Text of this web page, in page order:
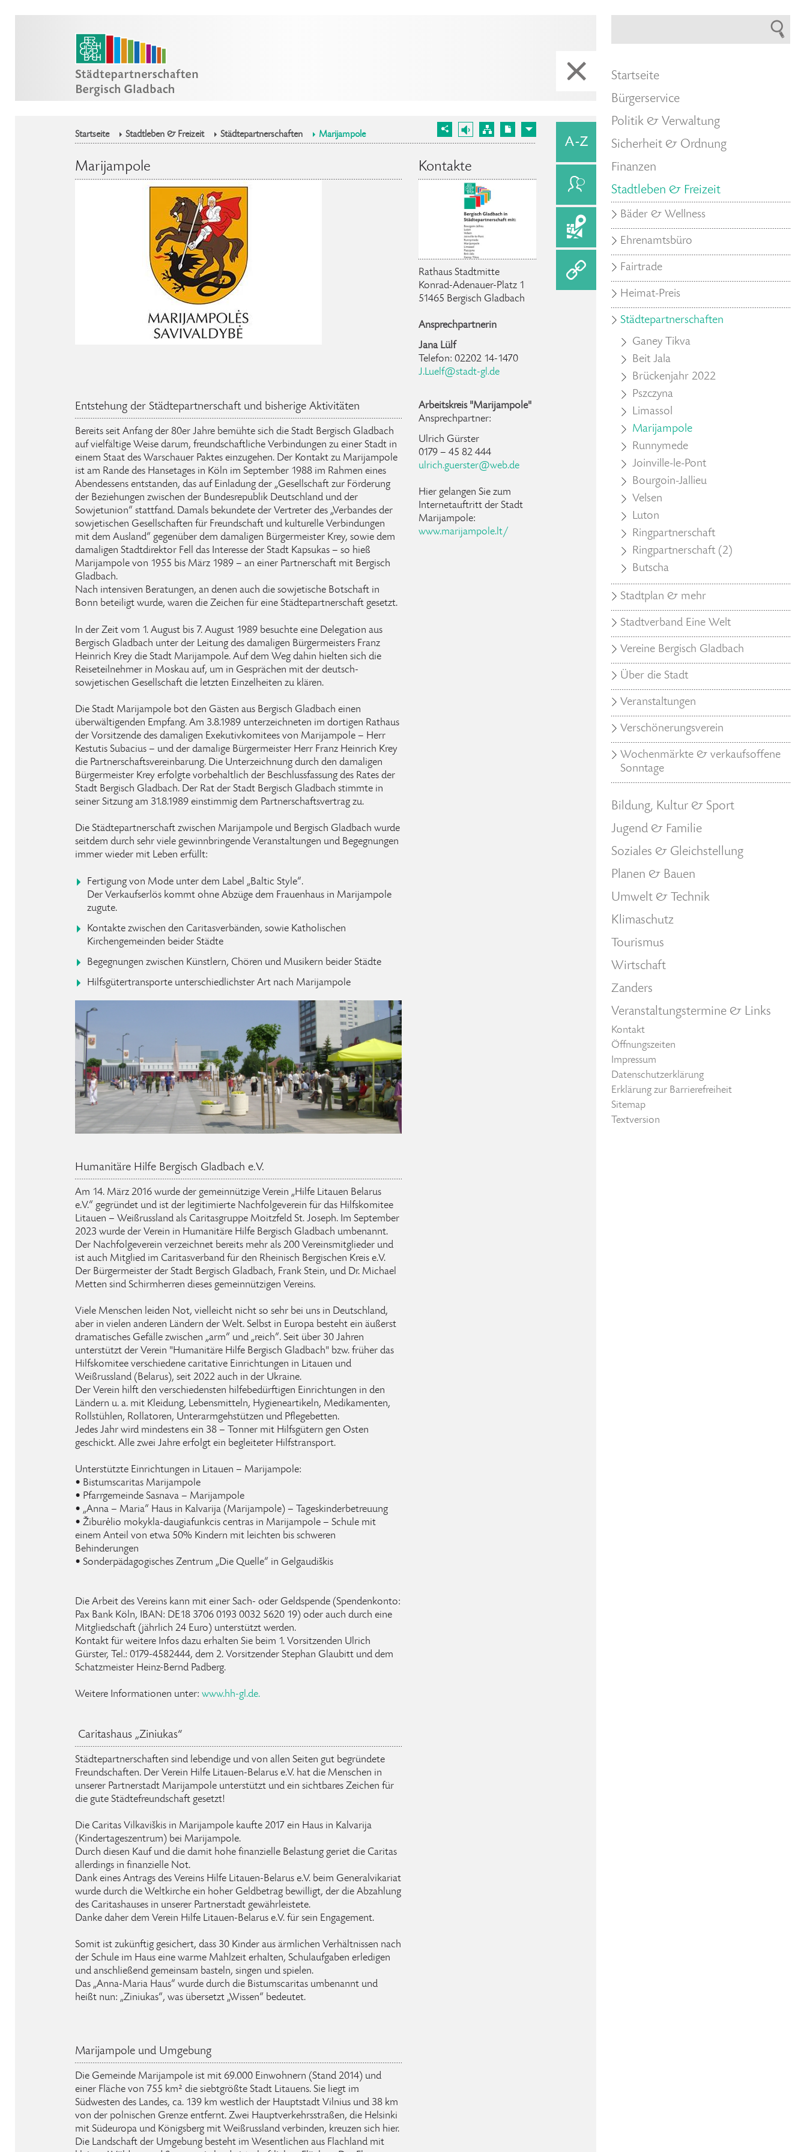
Startseite Stadtleben & Freizeit Städtepartnerschaften Marijampole
Marijampole
Entstehung der Städtepartnerschaft und bisherige Aktivitäten
Bereits seit Anfang der 80er Jahre bemühte sich die Stadt Bergisch Gladbach
auf vielfältige Weise darum, freundschaftliche Verbindungen zu einer Stadt in
einem Staat des Warschauer Paktes einzugehen. Der Kontakt zu Marijampole
ist am Rande des Hansetages in Köln im September 1988 im Rahmen eines
Abendessens entstanden, das auf Einladung der „Gesellschaft zur Förderung
der Beziehungen zwischen der Bundesrepublik Deutschland und der
Sowjetunion“ stattfand. Damals bekundete der Vertreter des „Verbandes der
sowjetischen Gesellschaften für Freundschaft und kulturelle Verbindungen
mit dem Ausland“ gegenüber dem damaligen Bürgermeister Krey, sowie dem
damaligen Stadtdirektor Fell das Interesse der Stadt Kapsukas – so hieß
Marijampole von 1955 bis März 1989 – an einer Partnerschaft mit Bergisch
Gladbach.
Nach intensiven Beratungen, an denen auch die sowjetische Botschaft in
Bonn beteiligt wurde, waren die Zeichen für eine Städtepartnerschaft gesetzt.
In der Zeit vom 1. August bis 7. August 1989 besuchte eine Delegation aus
Bergisch Gladbach unter der Leitung des damaligen Bürgermeisters Franz
Heinrich Krey die Stadt Marijampole. Auf dem Weg dahin hielten sich die
Reiseteilnehmer in Moskau auf, um in Gesprächen mit der deutsch-
sowjetischen Gesellschaft die letzten Einzelheiten zu klären.
Die Stadt Marijampole bot den Gästen aus Bergisch Gladbach einen
überwältigenden Empfang. Am 3.8.1989 unterzeichneten im dortigen Rathaus
der Vorsitzende des damaligen Exekutivkomitees von Marijampole – Herr
Kestutis Subacius – und der damalige Bürgermeister Herr Franz Heinrich Krey
die Partnerschaftsvereinbarung. Die Unterzeichnung durch den damaligen
Bürgermeister Krey erfolgte vorbehaltlich der Beschlussfassung des Rates der
Stadt Bergisch Gladbach. Der Rat der Stadt Bergisch Gladbach stimmte in
seiner Sitzung am 31.8.1989 einstimmig dem Partnerschaftsvertrag zu.
Die Städtepartnerschaft zwischen Marijampole und Bergisch Gladbach wurde
seitdem durch sehr viele gewinnbringende Veranstaltungen und Begegnungen
immer wieder mit Leben erfüllt:
Fertigung von Mode unter dem Label „Baltic Style“.
Der Verkaufserlös kommt ohne Abzüge dem Frauenhaus in Marijampole
zugute.
Kontakte zwischen den Caritasverbänden, sowie Katholischen
Kirchengemeinden beider Städte
Begegnungen zwischen Künstlern, Chören und Musikern beider Städte
Hilfsgütertransporte unterschiedlichster Art nach Marijampole
Humanitäre Hilfe Bergisch Gladbach e.V.
Am 14. März 2016 wurde der gemeinnützige Verein „Hilfe Litauen Belarus
e.V.“ gegründet und ist der legitimierte Nachfolgeverein für das Hilfskomitee
Litauen – Weißrussland als Caritasgruppe Moitzfeld St. Joseph. Im September
2023 wurde der Verein in Humanitäre Hilfe Bergisch Gladbach umbenannt.
Der Nachfolgeverein verzeichnet bereits mehr als 200 Vereinsmitglieder und
ist auch Mitglied im Caritasverband für den Rheinisch Bergischen Kreis e.V.
Der Bürgermeister der Stadt Bergisch Gladbach, Frank Stein, und Dr. Michael
Metten sind Schirmherren dieses gemeinnützigen Vereins.
Viele Menschen leiden Not, vielleicht nicht so sehr bei uns in Deutschland,
aber in vielen anderen Ländern der Welt. Selbst in Europa besteht ein äußerst
dramatisches Gefälle zwischen „arm“ und „reich“. Seit über 30 Jahren
unterstützt der Verein "Humanitäre Hilfe Bergisch Gladbach" bzw. früher das
Hilfskomitee verschiedene caritative Einrichtungen in Litauen und
Weißrussland (Belarus), seit 2022 auch in der Ukraine.
Der Verein hilft den verschiedensten hilfebedürftigen Einrichtungen in den
Ländern u. a. mit Kleidung, Lebensmitteln, Hygieneartikeln, Medikamenten,
Rollstühlen, Rollatoren, Unterarmgehstützen und Pflegebetten.
Jedes Jahr wird mindestens ein 38 – Tonner mit Hilfsgütern gen Osten
geschickt. Alle zwei Jahre erfolgt ein begleiteter Hilfstransport.
Unterstützte Einrichtungen in Litauen – Marijampole:
• Bistumscaritas Marijampole
• Pfarrgemeinde Sasnava – Marijampole
• „Anna – Maria“ Haus in Kalvarija (Marijampole) – Tageskinderbetreuung
• Žiburėlio mokykla-daugiafunkcis centras in Marijampole – Schule mit
einem Anteil von etwa 50% Kindern mit leichten bis schweren
Behinderungen
• Sonderpädagogisches Zentrum „Die Quelle“ in Gelgaudiškis
Die Arbeit des Vereins kann mit einer Sach- oder Geldspende (Spendenkonto:
Pax Bank Köln, IBAN: DE18 3706 0193 0032 5620 19) oder auch durch eine
Mitgliedschaft (jährlich 24 Euro) unterstützt werden.
Kontakt für weitere Infos dazu erhalten Sie beim 1. Vorsitzenden Ulrich
Gürster, Tel.: 0179-4582444, dem 2. Vorsitzender Stephan Glaubitt und dem
Schatzmeister Heinz-Bernd Padberg.
Weitere Informationen unter: www.hh-gl.de.
Caritashaus „Ziniukas“
Städtepartnerschaften sind lebendige und von allen Seiten gut begründete
Freundschaften. Der Verein Hilfe Litauen-Belarus e.V. hat die Menschen in
unserer Partnerstadt Marijampole unterstützt und ein sichtbares Zeichen für
die gute Städtefreundschaft gesetzt!
Die Caritas Vilkaviškis in Marijampole kaufte 2017 ein Haus in Kalvarija
(Kindertageszentrum) bei Marijampole.
Durch diesen Kauf und die damit hohe finanzielle Belastung geriet die Caritas
allerdings in finanzielle Not.
Dank eines Antrags des Vereins Hilfe Litauen-Belarus e.V. beim Generalvikariat
wurde durch die Weltkirche ein hoher Geldbetrag bewilligt, der die Abzahlung
des Caritashauses in unserer Partnerstadt gewährleistete.
Danke daher dem Verein Hilfe Litauen-Belarus e.V. für sein Engagement.
Somit ist zukünftig gesichert, dass 30 Kinder aus ärmlichen Verhältnissen nach
der Schule im Haus eine warme Mahlzeit erhalten, Schulaufgaben erledigen
und anschließend gemeinsam basteln, singen und spielen.
Das „Anna-Maria Haus“ wurde durch die Bistumscaritas umbenannt und
heißt nun: „Ziniukas“, was übersetzt „Wissen“ bedeutet.
Marijampole und Umgebung
Die Gemeinde Marijampole ist mit 69.000 Einwohnern (Stand 2014) und
einer Fläche von 755 km² die siebtgrößte Stadt Litauens. Sie liegt im
Südwesten des Landes, ca. 139 km westlich der Hauptstadt Vilnius und 38 km
von der polnischen Grenze entfernt. Zwei Hauptverkehrsstraßen, die Helsinki
mit Südeuropa und Königsberg mit Weißrussland verbinden, kreuzen sich hier.
Die Landschaft der Umgebung besteht im Wesentlichen aus Flachland mit
Kontakte
Rathaus Stadtmitte
Konrad-Adenauer-Platz 1
51465 Bergisch Gladbach
Ansprechpartnerin
Jana Lülf
Telefon: 02202 14-1470
J.Luelf@stadt-gl.de
Arbeitskreis "Marijampole"
Ansprechpartner:
Ulrich Gürster
0179 – 45 82 444
ulrich.guerster@web.de
Hier gelangen Sie zum
Internetauftritt der Stadt
Marijampole:
www.marijampole.lt/
Startseite
Bürgerservice
Politik & Verwaltung
Sicherheit & Ordnung
Finanzen
Stadtleben & Freizeit
Bäder & Wellness
Ehrenamtsbüro
Fairtrade
Heimat-Preis
Städtepartnerschaften
Ganey Tikva
Beit Jala
Brückenjahr 2022
Pszczyna
Limassol
Marijampole
Runnymede
Joinville-le-Pont
Bourgoin-Jallieu
Velsen
Luton
Ringpartnerschaft
Ringpartnerschaft (2)
Butscha
Stadtplan & mehr
Stadtverband Eine Welt
Vereine Bergisch Gladbach
Über die Stadt
Veranstaltungen
Verschönerungsverein
Wochenmärkte & verkaufsoffene
Sonntage
Bildung, Kultur & Sport
Jugend & Familie
Soziales & Gleichstellung
Planen & Bauen
Umwelt & Technik
Klimaschutz
Tourismus
Wirtschaft
Zanders
Veranstaltungstermine & Links
Kontakt
Öffnungszeiten
Impressum
Datenschutzerklärung
Erklärung zur Barrierefreiheit
Sitemap
Textversion